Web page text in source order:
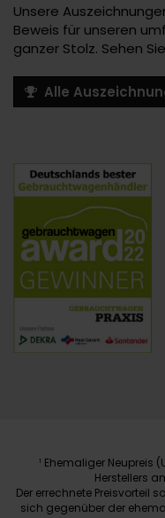
Unsere
Beweis für unseren
ganzer Stolz. Sehen
Alle
1 Ehemaliger Neupreis
Herstellers
Der errechnete Preisvorteil
sich gegenüber der